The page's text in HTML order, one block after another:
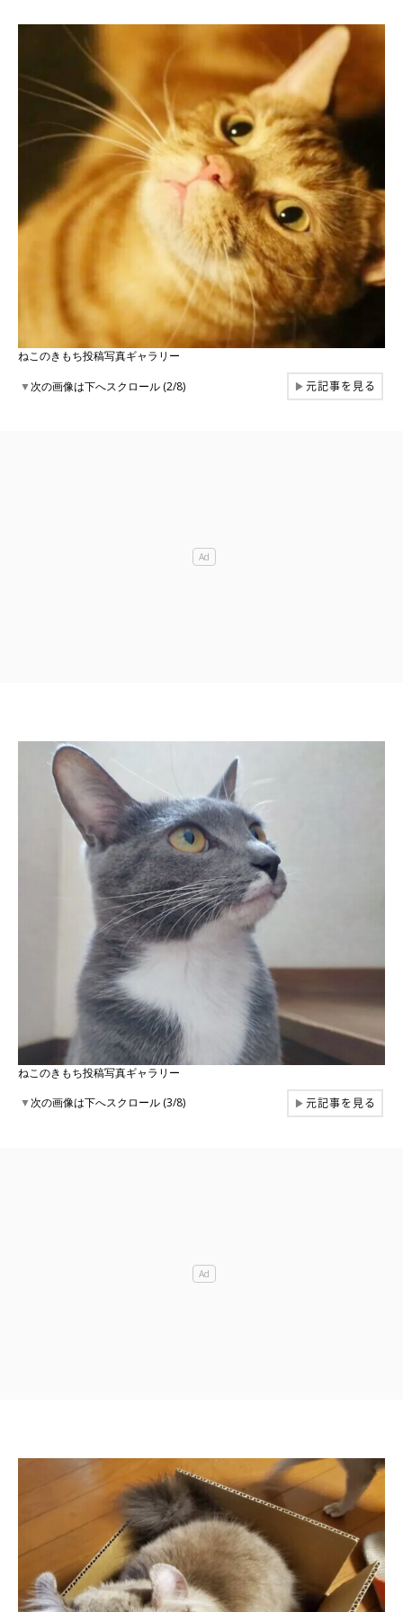
ねこのきもち投稿写真ギャラリー
▼次の画像は下へスクロール (2/8) ▶元記事を見る
ねこのきもち投稿写真ギャラリー
▼次の画像は下へスクロール (3/8) ▶元記事を見る